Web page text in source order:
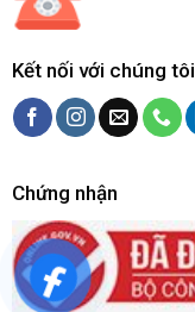
Kết nối với chúng tôi
Chứng nhận